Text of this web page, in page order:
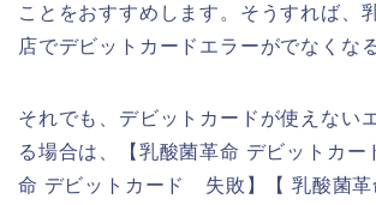
ことをおすすめします。そうすれば、
店でデビットカードエラーがでなくな
それでも、デビットカードが使えない
る場合は、【乳酸菌革命 デビットカー
命 デビットカード 失敗】【 乳酸菌革